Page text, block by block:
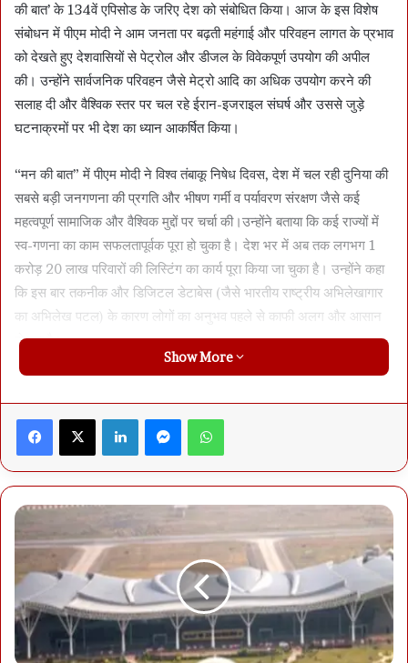
की बात’ के 134वें एपिसोड के जरिए देश को संबोधित किया। आज के इस विशेष
संबोधन में पीएम मोदी ने आम जनता पर बढ़ती महंगाई और परिवहन लागत के प्रभाव
को देखते हुए देशवासियों से पेट्रोल और डीजल के विवेकपूर्ण उपयोग की अपील
की। उन्होंने सार्वजनिक परिवहन जैसे मेट्रो आदि का अधिक उपयोग करने की
सलाह दी और वैश्विक स्तर पर चल रहे ईरान-इजराइल संघर्ष और उससे जुड़े
घटनाक्रमों पर भी देश का ध्यान आकर्षित किया।
“मन की बात” में पीएम मोदी ने विश्व तंबाकू निषेध दिवस, देश में चल रही दुनिया की
सबसे बड़ी जनगणना की प्रगति और भीषण गर्मी व पर्यावरण संरक्षण जैसे कई
महत्वपूर्ण सामाजिक और वैश्विक मुद्दों पर चर्चा की।उन्होंने बताया कि कई राज्यों में
स्व-गणना का काम सफलतापूर्वक पूरा हो चुका है। देश भर में अब तक लगभग 1
करोड़ 20 लाख परिवारों की लिस्टिंग का कार्य पूरा किया जा चुका है। उन्होंने कहा
कि इस बार तकनीक और डिजिटल डेटाबेस (जैसे भारतीय राष्ट्रीय अभिलेखागार
का अभिलेख पटल) के कारण लोगों का अनुभव पहले से काफी अलग और आसान
हो रहा है।
अपनाने और फिटनेस पर ध्यान देने की सलाह दी। देश के कई हिस्सों में पड़ रही
भीषण गर्मी को देखते हुए पीएम मोदी ने लोगों को सेहत का ध्यान रखने और जरूरी
इस्तेमाल करने पर जोर दिया।
Show More
Facebook X LinkedIn